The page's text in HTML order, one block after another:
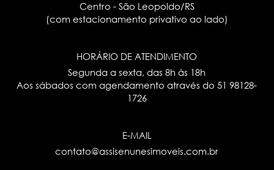
Centro - São Leopoldo/RS
(com estacionamento privativo ao lado)
HORÁRIO DE ATENDIMENTO
Segunda a sexta, das 8h às 18h
Aos sábados com agendamento através do51 98128-
1726
E-MAIL
contato@assisenunesimoveis.com.br